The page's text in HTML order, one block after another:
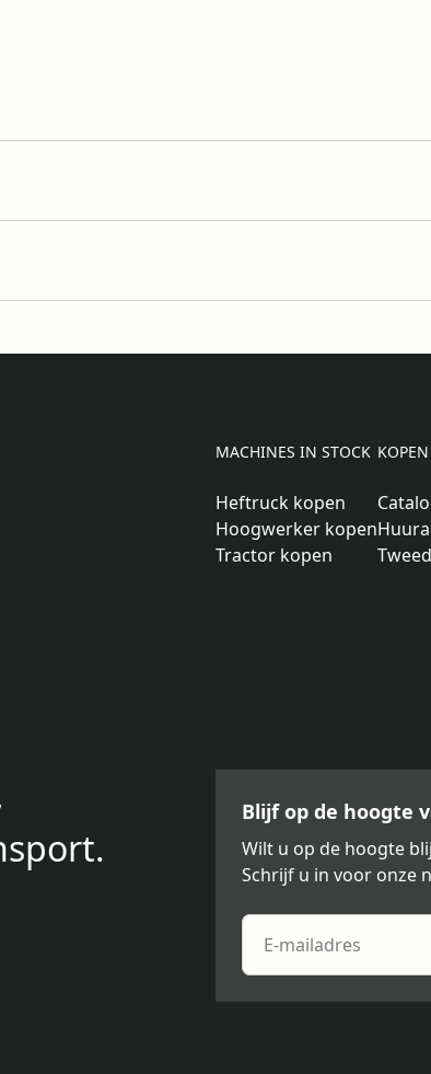
MACHINES IN STOCK
Heftruck kopen
Hoogwerker kopen
Tractor kopen
KOPEN
Blijf op de hoogte
Wilt u op de hoogte
Schrijf u in voor onze